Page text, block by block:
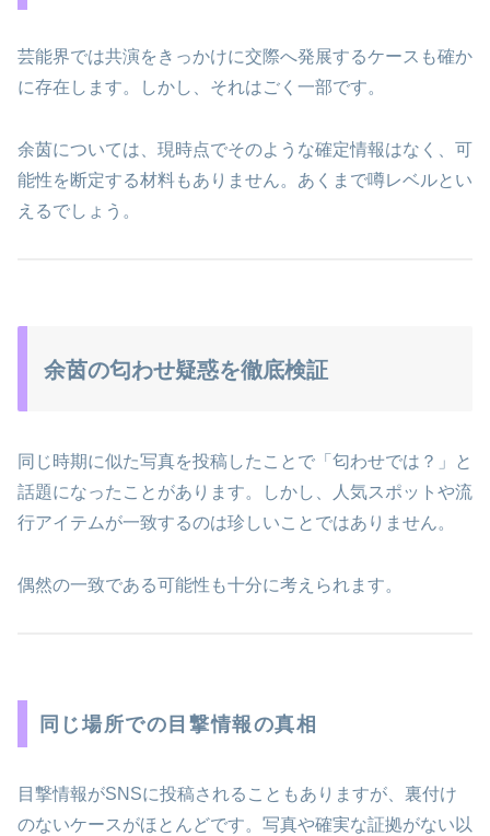
芸能界では共演をきっかけに交際へ発展するケースも確か
に存在します。しかし、それはごく一部です。
余茵については、現時点でそのような確定情報はなく、可
能性を断定する材料もありません。あくまで噂レベルとい
えるでしょう。
余茵の匂わせ疑惑を徹底検証
同じ時期に似た写真を投稿したことで「匂わせでは？」と
話題になったことがあります。しかし、人気スポットや流
行アイテムが一致するのは珍しいことではありません。
偶然の一致である可能性も十分に考えられます。
同じ場所での目撃情報の真相
目撃情報がSNSに投稿されることもありますが、裏付け
のないケースがほとんどです。写真や確実な証拠がない以